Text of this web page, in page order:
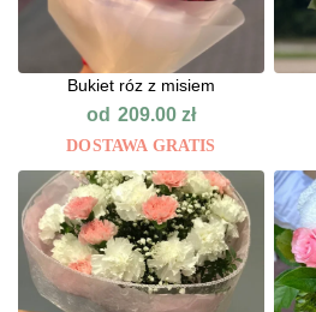
Bukiet róz z misiem
od 209.00 zł
DOSTAWA GRATIS